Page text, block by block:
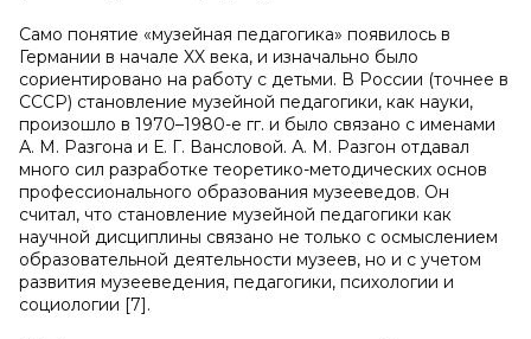
Само понятие «музейная педагогика» появилось в
Германии в начале XX века, и изначально было
сориентировано на работу с детьми. В России (точнее в
СССР) становление музейной педагогики, как науки,
произошло в 1970–1980-е гг. и было связано с именами
А. М. Разгона и Е. Г. Вансловой. А. М. Разгон отдавал
много сил разработке теоретико-методических основ
профессионального образования музееведов. Он
считал, что становление музейной педагогики как
научной дисциплины связано не только с осмыслением
образовательной деятельности музеев, но и с учетом
развития музееведения, педагогики, психологии и
социологии [7].